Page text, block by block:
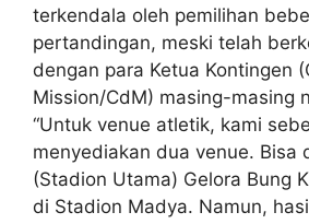
terkendala oleh pemilihan
pertandingan, meski telah
dengan para Ketua Kontingen
Mission/CdM) masing-masing
“Untuk venue atletik, kami
menyediakan dua venue. Bisa
(Stadion Utama) Gelora Bung
di Stadion Madya. Namun,